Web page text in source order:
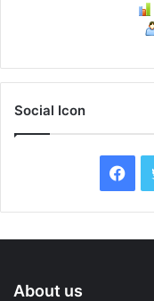
Social Icon
a
c
About us